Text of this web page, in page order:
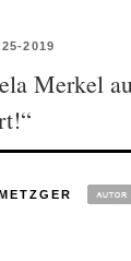
2019
Merkel